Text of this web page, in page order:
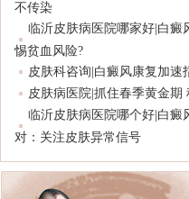
不传染
临沂皮肤病医院哪家好|白癜
惕贫血风险?
皮肤科咨询|白癜风康复加速
皮肤病医院|抓住春季黄金期
临沂皮肤病医院哪个好|白癜
对：关注皮肤异常信号